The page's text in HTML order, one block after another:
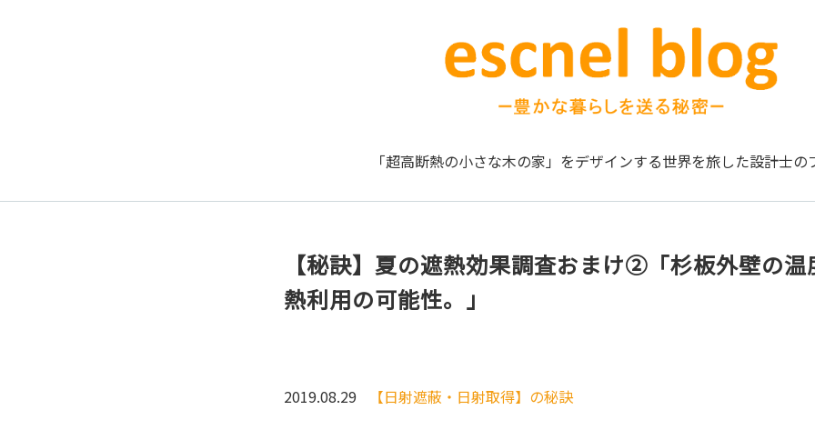
「超高断熱の小さな木の家」をデザインする世界を旅した設計士の
【秘訣】夏の遮熱効果調査おまけ②「杉板外壁の
熱利用の可能性。」
2019.08.29 【日射遮蔽・日射取得】の秘訣